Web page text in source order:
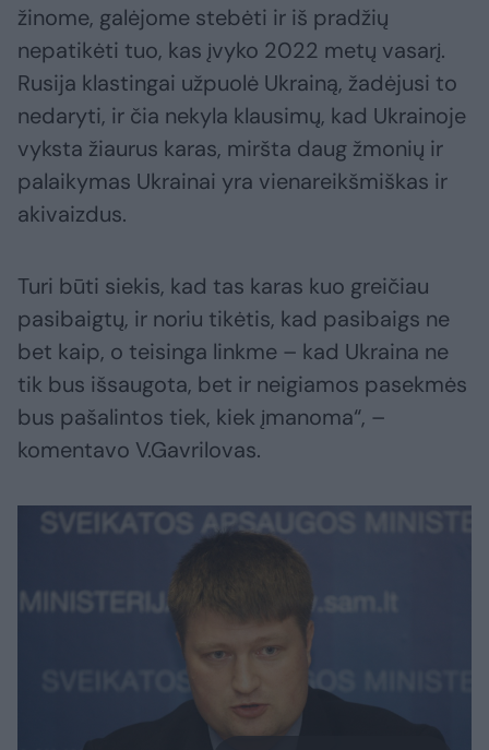
žinome, galėjome stebėti ir iš pradžių
nepatikėti tuo, kas įvyko 2022 metų vasarį.
Rusija klastingai užpuolė Ukrainą, žadėjusi to
nedaryti, ir čia nekyla klausimų, kad Ukrainoje
vyksta žiaurus karas, miršta daug žmonių ir
palaikymas Ukrainai yra vienareikšmiškas ir
akivaizdus.
Turi būti siekis, kad tas karas kuo greičiau
pasibaigtų, ir noriu tikėtis, kad pasibaigs ne
bet kaip, o teisinga linkme – kad Ukraina ne
tik bus išsaugota, bet ir neigiamos pasekmės
bus pašalintos tiek, kiek įmanoma“, –
komentavo V.Gavrilovas.